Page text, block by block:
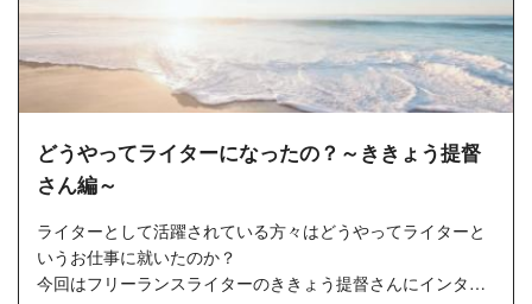
どうやってライターになったの？～ききょう提督
さん編～
ライターとして活躍されている方々はどうやってライターと
いうお仕事に就いたのか？
今回はフリーランスライターのききょう提督さんにインタビ